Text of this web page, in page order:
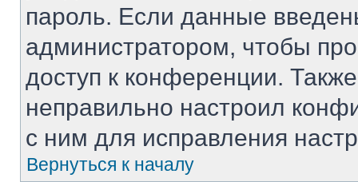
пароль. Если данные
администратором, чтобы
доступ к конференции.
неправильно настроил
с ним для исправления
Вернуться к началу